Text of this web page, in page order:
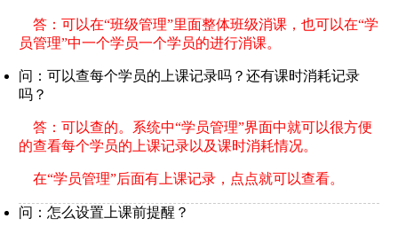
答：可以在“班级管理”里面整体班级消课，也可以在“学
员管理”中一个学员一个学员的进行消课。
问：可以查每个学员的上课记录吗？还有课时消耗记录
吗？
答：可以查的。系统中“学员管理”界面中就可以很方便
的查看每个学员的上课记录以及课时消耗情况。
在“学员管理”后面有上课记录，点点就可以查看。
问：怎么设置上课前提醒？